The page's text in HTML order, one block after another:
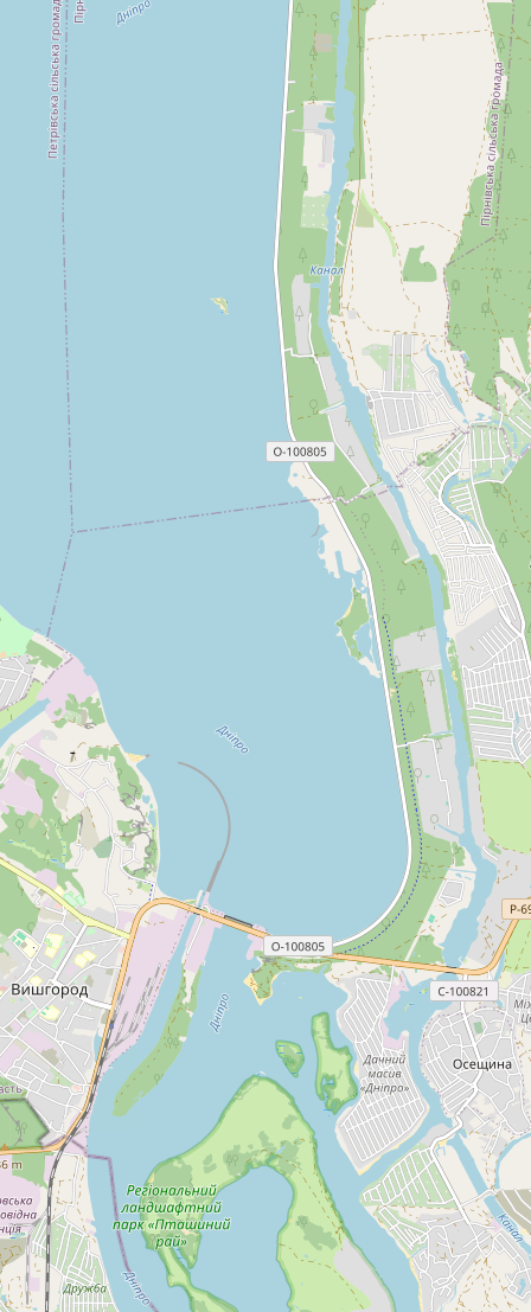
(Швеція), а також члена правління Nasdaq (Nordic). Окрім
того, він керував напрямом послуг глобальних
транзакцій у SEB Bank (міжнародні ринки та Швеція). З 20
січня 2025 року Мікаель Бьоркнерт офіційно приступає до
виконання обовʼязків на посаді голови правління
Приватбанку. Заступники Голови правління: Антон
Разумний: з питань комплаєнсу (з листопада 2022 р.)
Марюс Качмарек: з IT та операційних питань (з 2019 р.)
Євген Заіграєв: з питань корпоративних клієнтів, малого і
середнього бізнесу (з 2022 р.) Дмитро Мусієнко: з питань
роздрібного бізнесу (з вересня 2022 р.) Солвіта Деглава:
з питань реструктуризації та відновлення непрацюючих і
токсичних активів (з 2023 р.) Лариса Чернишова: з питань
фінансів (з липня 2023 р. до цього Член правління з
питань управління ризиками) Джерела інформації: дані
сайту і прес-служби банку, сайтів НБУ, ФГВФО,
Опендатабот, YouControl.